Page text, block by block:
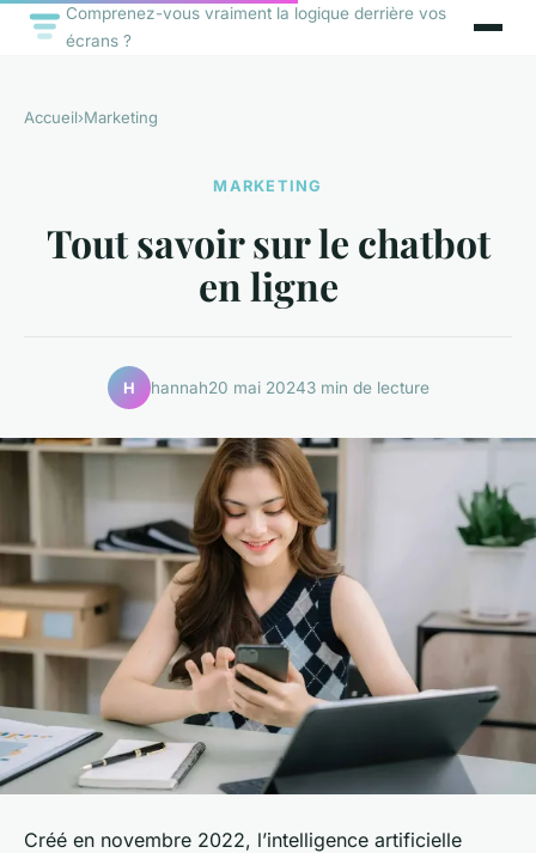
Comprenez-vous vraiment la logique derrière vos
écrans ?
Accueil›Marketing
MARKETING
Tout savoir sur le chatbot
en ligne
H hannah20 mai 20243 min de lecture
Créé en novembre 2022, l’intelligence artificielle